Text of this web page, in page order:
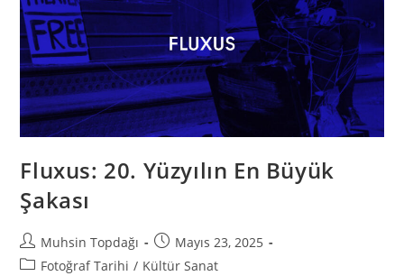
Fluxus: 20. Yüzyılın En Büyük
Şakası
Muhsin Topdağı
Mayıs 23, 2025
Fotoğraf Tarihi / Kültür Sanat